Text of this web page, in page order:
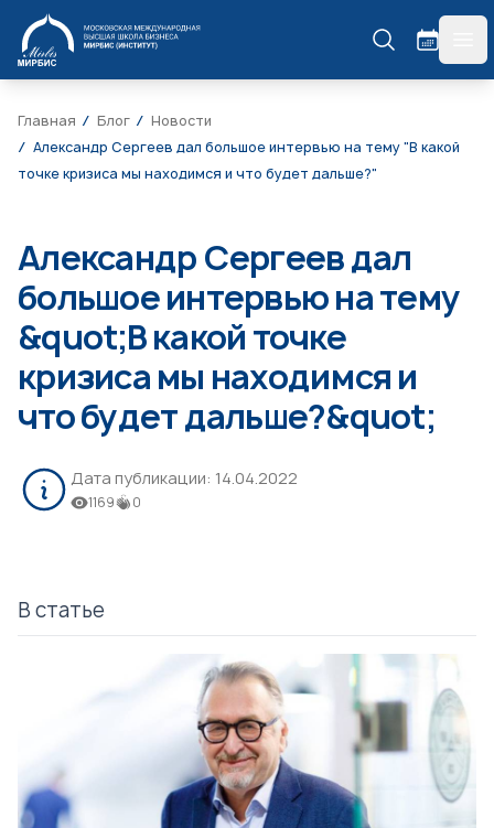
МИРБИС
Главная Блог
Новости
Александр Сергеев дал большое интервью на тему "В какой
точке кризиса мы находимся и что будет дальше?"
Александр Сергеев дал
большое интервью на тему
&quot;В какой точке
кризиса мы находимся и
что будет дальше?&quot;
Дата публикации: 14.04.2022
1169 0
В статье